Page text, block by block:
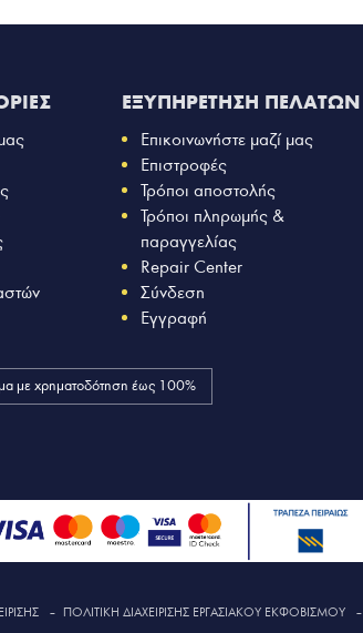
με χρηματοδότηση έως 100%
ΕΞΥΠΗΡΕΤΗΣΗ ΠΕΛΑΤΩΝ
Επικοινωνήστε μαζί μας
Επιστροφές
Τρόποι αποστολής
Τρόποι πληρωμής &
παραγγελίας
Repair Center
Σύνδεση
Εγγραφή
– ΠΟΛΙΤΙΚΗ ΔΙΑΧΕΙΡΙΣΗΣ ΕΡΓΑΣΙΑΚΟΥ ΕΚΦΟΒΙΣΜΟΥ –